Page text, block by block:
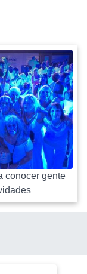
conocer gente